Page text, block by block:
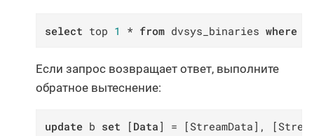
select top 1 * from dvsys_binaries where
Если запрос возвращает ответ, выполните
обратное вытеснение:
update b set [ Data ] = [StreamData],